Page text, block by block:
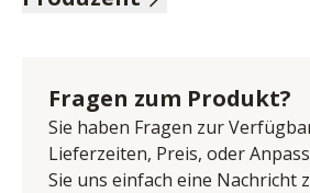
106/200/45 cm
E-Mail-Adresse: info@imc-nagold.de
UID (Umsatzsteuer-
815494521
Fragen zum Produkt?
Sie haben Fragen zur
Lieferzeiten, Preis, oder
Sie uns einfach eine Nachricht